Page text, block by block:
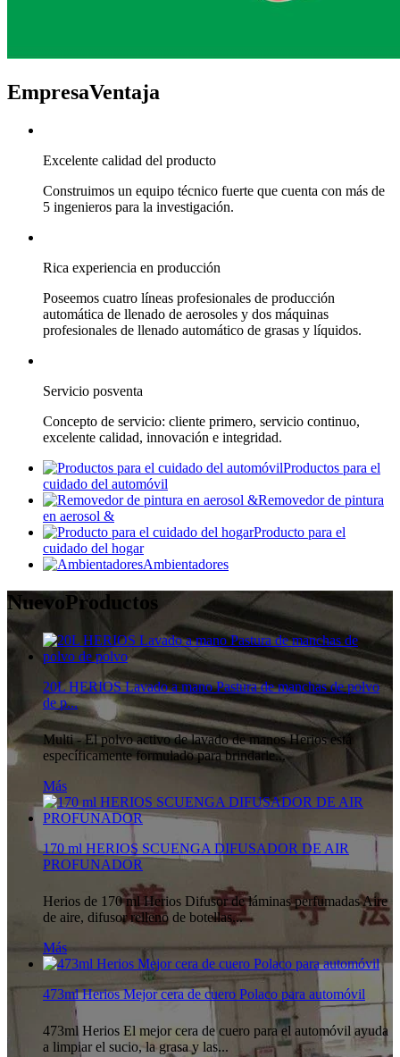
EmpresaVentaja
Excelente calidad del producto
Construimos un equipo técnico fuerte que cuenta con más de
5 ingenieros para la investigación.
Rica experiencia en producción
Poseemos cuatro líneas profesionales de producción
automática de llenado de aerosoles y dos máquinas
profesionales de llenado automático de grasas y líquidos.
Servicio posventa
Concepto de servicio: cliente primero, servicio continuo,
excelente calidad, innovación e integridad.
Productos para el
cuidado del automóvil
Removedor de pintura
en aerosol &
Producto para el
cuidado del hogar
Ambientadores
NuevoProductos
20L HERIOS Lavado a mano Pastura de manchas de polvo
de p...
Multi - El polvo activo de lavado de manos Herios está
específicamente formulado para brindarle...
Más
170 ml HERIOS SCUENGA DIFUSADOR DE AIR
PROFUNADOR
Herios de 170 ml Herios Difusor de láminas perfumadas Aire
de aire, difusor relleno de botellas...
Más
473ml Herios Mejor cera de cuero Polaco para automóvil
473ml Herios El mejor cera de cuero para el automóvil ayuda
a limpiar el sucio, la grasa y las...